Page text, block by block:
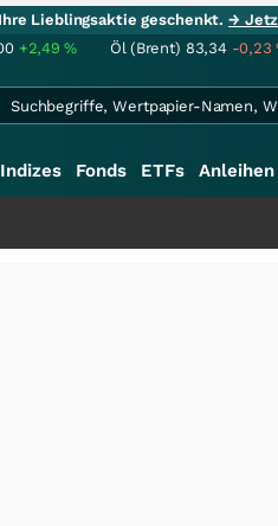
Lieblingsaktie geschenkt.→
+2,49% Öl (Brent) 83,34 -0,23
Indizes Fonds ETFs Anleihen